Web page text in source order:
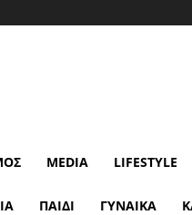
MEDIA LIFESTYLE
ΠΑΙΔΙ ΓΥΝΑΙΚΑ